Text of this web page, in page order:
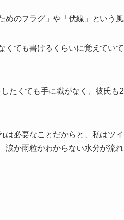
のフラグ」や「伏線」という風
くても書けるくらいに覚えてい
たくても手に職がなく、彼氏も
は必要なことだからと、私はツ
か雨粒かわからない水分が流れ